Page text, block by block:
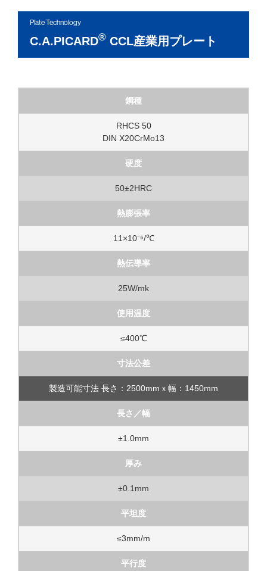
Plate Technology
C.A.PICARD® CCL産業用プレート
鋼種
RHCS 50
DIN X20CrMo13
硬度
50±2HRC
熱膨張率
11×10⁻⁶/℃
熱伝導率
25W/mk
使用温度
≤400℃
寸法公差
製造可能寸法 長さ：2500mmｘ幅：1450mm
長さ／幅
±1.0mm
厚み
±0.1mm
平坦度
≤3mm/m
平行度